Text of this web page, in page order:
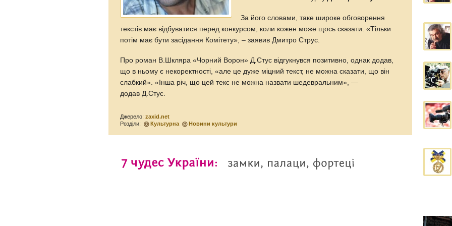
За його словами, таке широке обговорення
текстів має відбуватися перед конкурсом, коли кожен може щось сказати. «Тільки
потім має бути засідання Комітету», – заявив Дмитро Струс.
Про роман В.Шкляра «Чорний Ворон» Д.Стус відгукнувся позитивно, однак додав,
що в ньому є некоректності, «але це дуже міцний текст, не можна сказати, що він
слабкий». «Інша річ, що цей текс не можна назвати шедевральним», —
додав Д.Стус.
Джерело:zaxid.net
Розділи:
Культурна Новини культури